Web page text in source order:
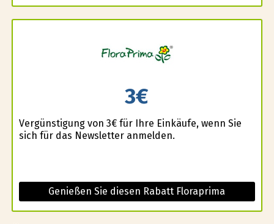
3€
Vergünstigung von 3€ für Ihre Einkäufe, wenn Sie
sich für das Newsletter anmelden.
Genießen Sie diesen Rabatt Floraprima